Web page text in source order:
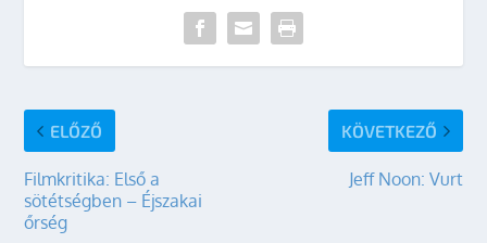
ELŐZŐ
Filmkritika: Első a
sötétségben – Éjszakai
őrség
KÖVETKEZŐ
Jeff Noon: Vurt